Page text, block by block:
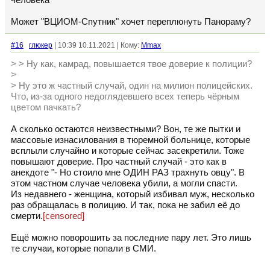
Может "ВЦИОМ-Спутник" хочет переплюнуть Панораму?
#16 глюкер | 10:39 10.11.2021 | Кому: Mmax
> > Ну как, камрад, повышается твое доверие к полиции?
>
> Ну это ж частный случай, один на милион полицейских.
Что, из-за одного недоглядевшего всех теперь чёрным
цветом пачкать?
А сколько остаются неизвестными? Вон, те же пытки и
массовые изнасилования в тюремной больнице, которые
всплыли случайно и которые сейчас засекретили. Тоже
повышают доверие. Про частный случай - это как в
анекдоте "- Но стоило мне ОДИН РАЗ трахнуть овцу". В
этом частном случае человека убили, а могли спасти.
Из недавнего - женщина, который избивал муж, несколько
раз обращалась в полицию. И так, пока не забил её до
смерти.[censored]
Ещё можно поворошить за последние пару лет. Это лишь
те случаи, которые попали в СМИ.